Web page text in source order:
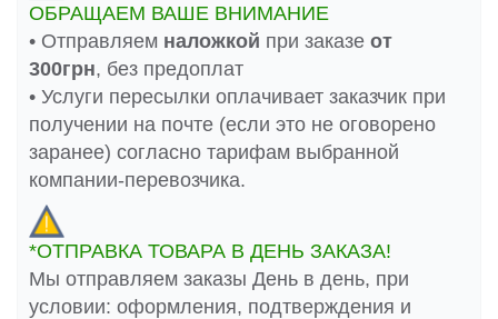
ОБРАЩАЕМ ВАШЕ ВНИМАНИЕ
• Отправляем наложкой при заказе от
300грн, без предоплат
• Услуги пересылки оплачивает заказчик при
получении на почте (если это не оговорено
заранее) согласно тарифам выбранной
компании-перевозчика.
*ОТПРАВКА ТОВАРА В ДЕНЬ ЗАКАЗА!
Мы отправляем заказы День в день, при
условии: оформления, подтверждения и